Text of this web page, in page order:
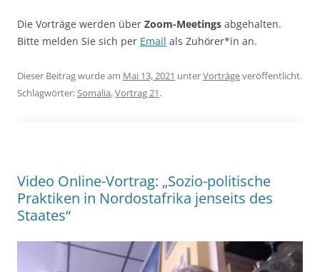
Die Vorträge werden über Zoom-Meetings abgehalten.
Bitte melden Sie sich per Email als Zuhörer*in an.
Dieser Beitrag wurde am Mai 13, 2021 unterVorträgeveröffentlicht.
Schlagwörter:Somalia,Vortrag 21.
Video Online-Vortrag: „Sozio-politische
Praktiken in Nordostafrika jenseits des
Staates“